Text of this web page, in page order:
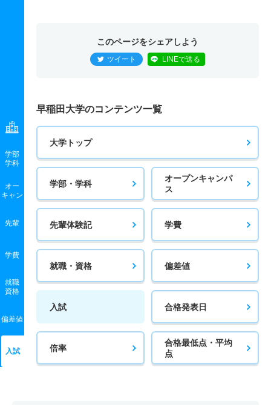
学部
学科
オー
キャン
先輩
学費
就職
資格
偏差値
入試
このページをシェアしよう
ツイート LINEで送る
早稲田大学のコンテンツ一覧
大学トップ
学部・学科
オープンキャンパ
ス
先輩体験記 学費
就職・資格 偏差値
入試 合格発表日
倍率
合格最低点・平均
点